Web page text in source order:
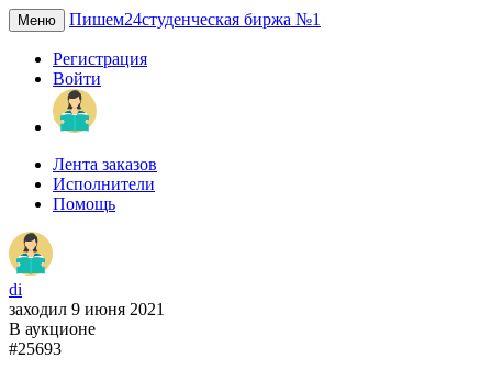
Меню Пишем24студенческая биржа №1
Регистрация
Войти
Лента заказов
Исполнители
Помощь
di
заходил 9 июня 2021
В аукционе
#25693